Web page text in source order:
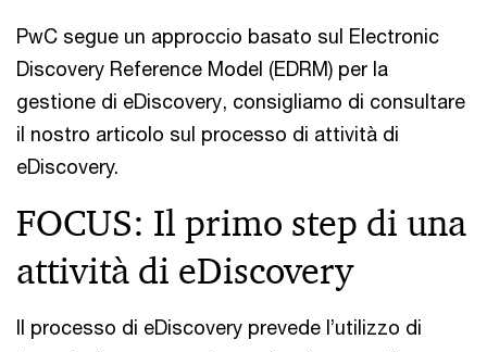
PwC segue un approccio basato sul Electronic
Discovery Reference Model (EDRM) per la
gestione di eDiscovery, consigliamo di consultare
il nostro articolo sul processo di attività di
eDiscovery.
FOCUS: Il primo step di una
attività di eDiscovery
Il processo di eDiscovery prevede l’utilizzo di